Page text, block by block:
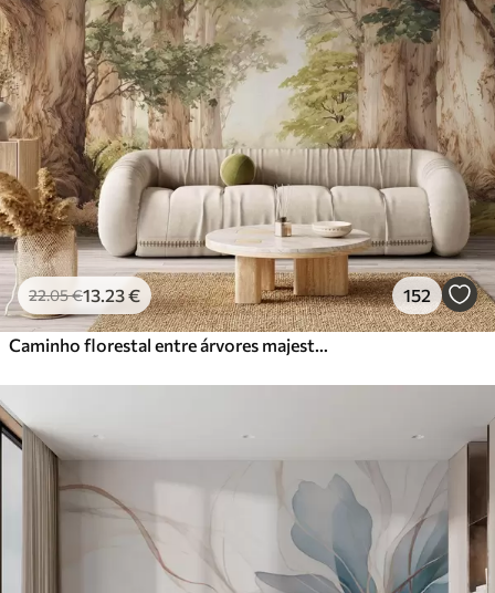
22.05€13 .23€ 152